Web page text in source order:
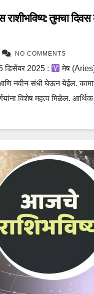
तुमचा
NO COMMENTS
डिसेंबर 2025 :
मेष
नवीन संधी घेऊन येईल.
विशेष महत्व मिळेल.